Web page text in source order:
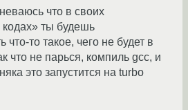
что в своих
кодах» ты будешь
что-то такое, чего не будет в
что не парься, компиль gcc, и
это запустится на turbo